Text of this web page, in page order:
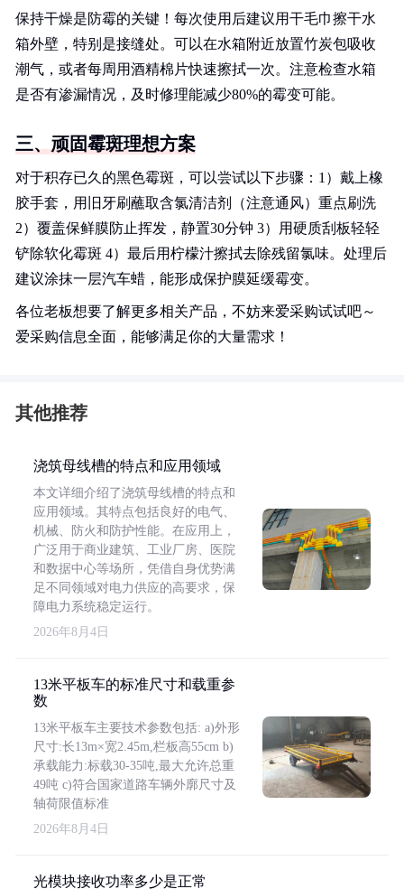
保持干燥是防霉的关键！每次使用后建议用干毛巾擦干水
箱外壁，特别是接缝处。可以在水箱附近放置竹炭包吸收
潮气，或者每周用酒精棉片快速擦拭一次。注意检查水箱
是否有渗漏情况，及时修理能减少80%的霉变可能。
三、顽固霉斑理想方案
对于积存已久的黑色霉斑，可以尝试以下步骤：1）戴上橡
胶手套，用旧牙刷蘸取含氯清洁剂（注意通风）重点刷洗
2）覆盖保鲜膜防止挥发，静置30分钟 3）用硬质刮板轻轻
铲除软化霉斑 4）最后用柠檬汁擦拭去除残留氯味。处理后
建议涂抹一层汽车蜡，能形成保护膜延缓霉变。
各位老板想要了解更多相关产品，不妨来爱采购试试吧～
爱采购信息全面，能够满足你的大量需求！
其他推荐
浇筑母线槽的特点和应用领域
本文详细介绍了浇筑母线槽的特点和
应用领域。其特点包括良好的电气、
机械、防火和防护性能。在应用上，
广泛用于商业建筑、工业厂房、医院
和数据中心等场所，凭借自身优势满
足不同领域对电力供应的高要求，保
障电力系统稳定运行。
2026年8月4日
13米平板车的标准尺寸和载重参
数
13米平板车主要技术参数包括: a)外形
尺寸:长13m×宽2.45m,栏板高55cm b)
承载能力:标载30-35吨,最大允许总重
49吨 c)符合国家道路车辆外廓尺寸及
轴荷限值标准
2026年8月4日
光模块接收功率多少是正常